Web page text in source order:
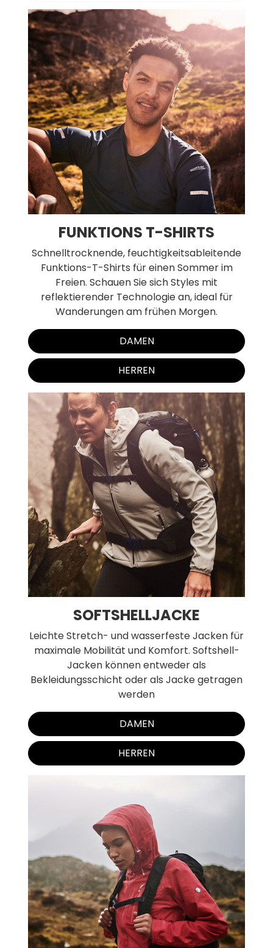
FUNKTIONS T-SHIRTS
Schnelltrocknende, feuchtigkeitsableitende
Funktions-T-Shirts für einen Sommer im
Freien. Schauen Sie sich Styles mit
reflektierender Technologie an, ideal für
Wanderungen am frühen Morgen.
DAMEN
HERREN
SOFTSHELLJACKE
Leichte Stretch- und wasserfeste Jacken für
maximale Mobilität und Komfort. Softshell-
Jacken können entweder als
Bekleidungsschicht oder als Jacke getragen
werden
DAMEN
HERREN